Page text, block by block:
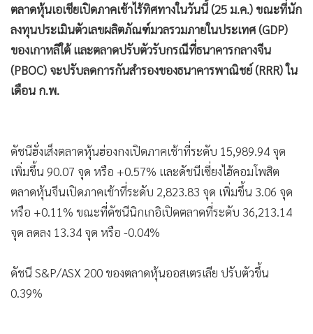
• เศรษฐกิจ-ธุรกิจ
• จีน
ชุมชน-คุณภาพชีวิต
• อาชญากรรม
• วิทยาศาสตร์
• SMEs
• หุ้น
• อินโดจีน
• กองทุนรวม
• Factcheck
• ญี่ปุ่น
ตลาดหุ้นเอเชียเปิดภาคเช้าไร้ทิศทางในวันนี้ (25 ม.ค.) ขณะที่นัก
ลงทุนประเมินตัวเลขผลิตภัณฑ์มวลรวมภายในประเทศ (GDP)
ของเกาหลีใต้ และตลาดปรับตัวรับกรณีที่ธนาคารกลางจีน
(PBOC) จะปรับลดการกันสำรองของธนาคารพาณิชย์ (RRR) ใน
เดือน ก.พ.
ดัชนีฮั่งเส็งตลาดหุ้นฮ่องกงเปิดภาคเช้าที่ระดับ 15,989.94 จุด
เพิ่มขึ้น 90.07 จุด หรือ +0.57% และดัชนีเซี่ยงไฮ้คอมโพสิต
ตลาดหุ้นจีนเปิดภาคเช้าที่ระดับ 2,823.83 จุด เพิ่มขึ้น 3.06 จุด
หรือ +0.11% ขณะที่ดัชนีนิกเกอิเปิดตลาดที่ระดับ 36,213.14
จุด ลดลง 13.34 จุด หรือ -0.04%
ดัชนี S&P/ASX 200 ของตลาดหุ้นออสเตรเลีย ปรับตัวขึ้น
0.39%